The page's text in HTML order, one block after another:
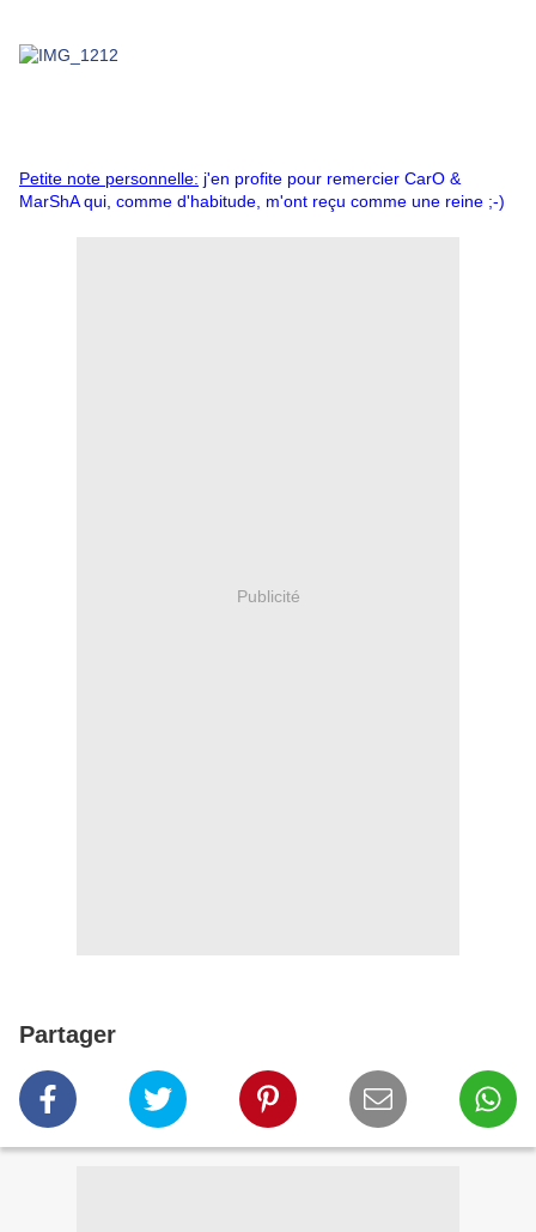
Petite note personnelle: j'en profite pour remercier CarO &
MarShA qui, comme d'habitude, m'ont reçu comme une reine ;-)
Publicité
Partager